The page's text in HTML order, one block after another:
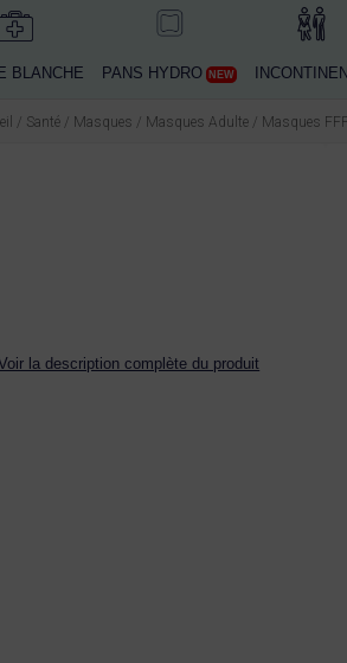
BLANCHE PANS HYDRO NEW
/ Santé / Masques / Masques Adulte / Masques
la description complète du produit